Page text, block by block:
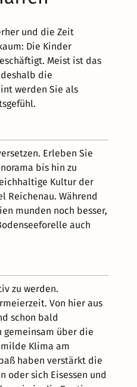
und die Zeit
Die Kinder
Meist ist das
die
werden Sie als
Erleben Sie
bis hin zu
Kultur der
Reichenau. Während
munden noch besser,
auch
zu werden.
Von hier aus
schon bald
gemeinsam über die
milde Klima am
haben verstärkt die
oder sich Eisessen und